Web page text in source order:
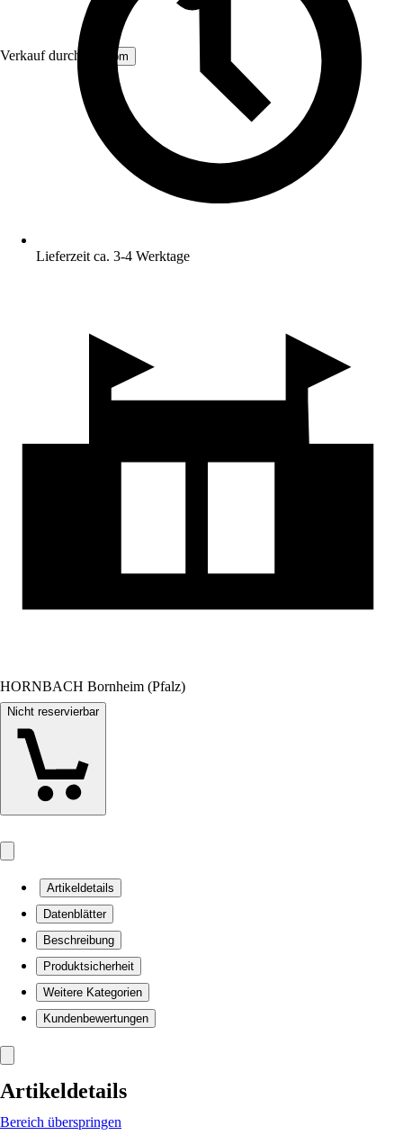
Verkauf durch: Aosom
Lieferzeit ca. 3-4 Werktage
HORNBACH Bornheim (Pfalz)
Nicht reservierbar
Artikeldetails
Datenblätter
Beschreibung
Produktsicherheit
Weitere Kategorien
Kundenbewertungen
Artikeldetails
Bereich überspringen